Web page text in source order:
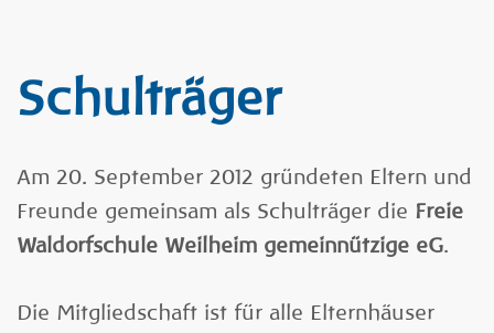
Schulträger
Am 20. September 2012 gründeten Eltern und
Freunde gemeinsam als Schulträger die Freie
Waldorfschule Weilheim gemeinnützige eG.
Die Mitgliedschaft ist für alle Elternhäuser